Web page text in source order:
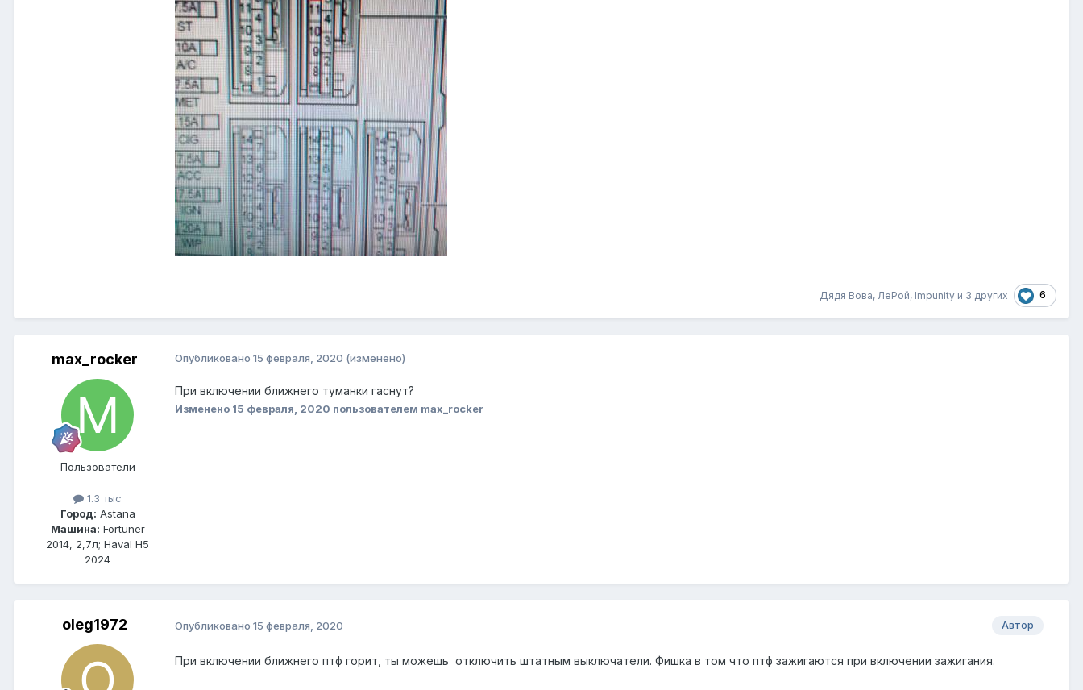
Дядя Вова, ЛеРой, Impunity и 3 других 6
max_rocker
Пользователи
1.3 тыс
Город: Astana
Машина: Fortuner
2014, 2,7л; Haval H5
2024
Опубликовано 15 февраля, 2020 (изменено)
При включении ближнего туманки гаснут?
Изменено 15 февраля, 2020 пользователем max_rocker
oleg1972 Автор
Опубликовано 15 февраля, 2020
При включении ближнего птф горит, ты можешь отключить штатным выключатели. Фишка в том что птф зажигаются при включении зажигания.